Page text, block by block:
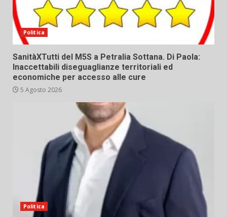
Politica
SanitàXTutti del M5S a Petralia Sottana. Di Paola:
Inaccettabili diseguaglianze territoriali ed
economiche per accesso alle cure
5 Agosto 2026
Politica